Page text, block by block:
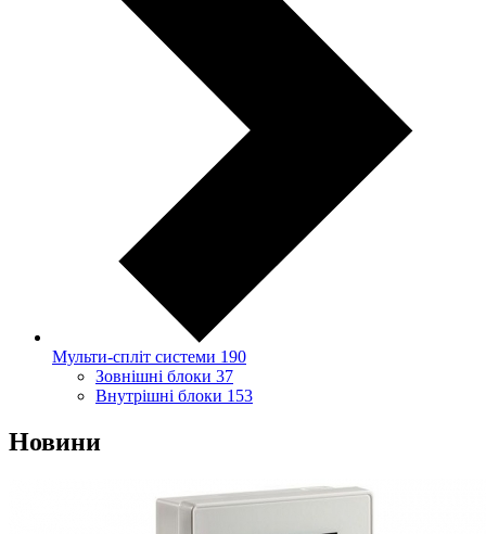
Мульти-спліт системи 190
Зовнішні блоки 37
Внутрішні блоки 153
Новини